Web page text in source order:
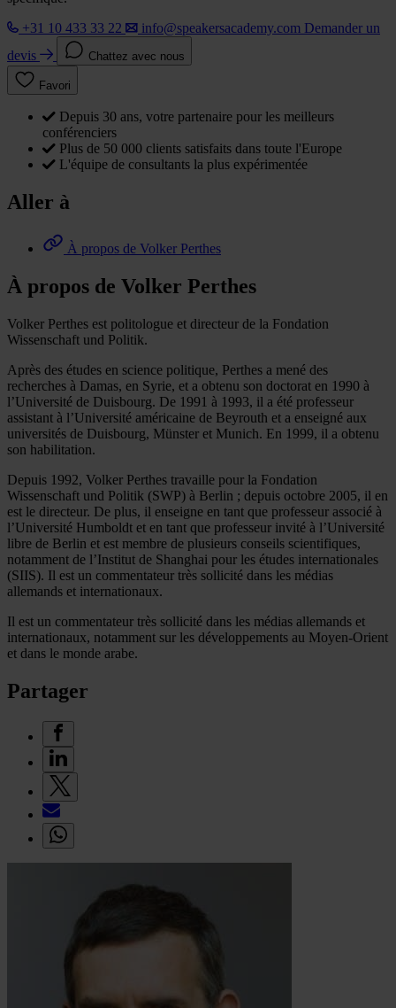
+31 10 433 33 22
info@speakersacademy.com Demander un
devis
Chattez avec nous
Favori
Depuis 30 ans, votre partenaire pour les meilleurs
conférenciers
Plus de 50 000 clients satisfaits dans toute l'Europe
L'équipe de consultants la plus expérimentée
Aller à
À propos de Volker Perthes
À propos de Volker Perthes
Volker Perthes est politologue et directeur de la Fondation
Wissenschaft und Politik.
Après des études en science politique, Perthes a mené des
recherches à Damas, en Syrie, et a obtenu son doctorat en 1990 à
l’Université de Duisbourg. De 1991 à 1993, il a été professeur
assistant à l’Université américaine de Beyrouth et a enseigné aux
universités de Duisbourg, Münster et Munich. En 1999, il a obtenu
son habilitation.
Depuis 1992, Volker Perthes travaille pour la Fondation
Wissenschaft und Politik (SWP) à Berlin ; depuis octobre 2005, il en
est le directeur. De plus, il enseigne en tant que professeur associé à
l’Université Humboldt et en tant que professeur invité à l’Université
libre de Berlin et est membre de plusieurs conseils scientifiques,
notamment de l’Institut de Shanghai pour les études internationales
(SIIS). Il est un commentateur très sollicité dans les médias
allemands et internationaux.
Il est un commentateur très sollicité dans les médias allemands et
internationaux, notamment sur les développements au Moyen-Orient
et dans le monde arabe.
Partager